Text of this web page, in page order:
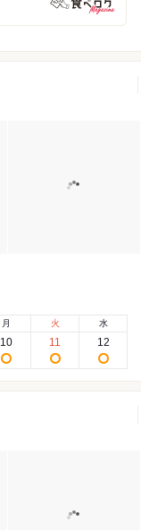
月
10
火
11
水
12